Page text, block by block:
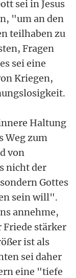
sei in Jesus
"um an den
teilhaben zu
Fragen
sei eine
Kriegen,
Haltung
Weg zum
von
nicht der
Gottes
sein will".
annehme,
Friede stärker
ist als
sei daher
eine "tiefe